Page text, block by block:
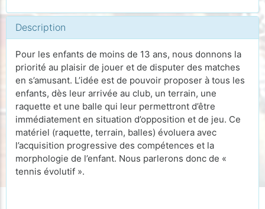
Description
Pour les enfants de moins de 13 ans, nous donnons la
priorité au plaisir de jouer et de disputer des matches
en s’amusant. L’idée est de pouvoir proposer à tous les
enfants, dès leur arrivée au club, un terrain, une
raquette et une balle qui leur permettront d’être
immédiatement en situation d’opposition et de jeu. Ce
matériel (raquette, terrain, balles) évoluera avec
l’acquisition progressive des compétences et la
morphologie de l’enfant. Nous parlerons donc de «
tennis évolutif ».